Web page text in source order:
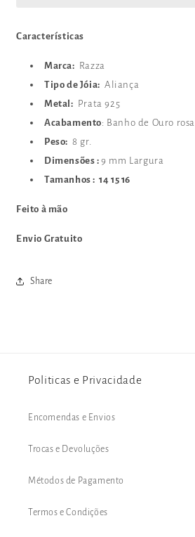
Características
Marca: Razza
Tipo de Jóia: Aliança
Metal: Prata 925
Acabamento: Banho de Ouro rosa
Peso: 8 gr.
Dimensões :9 mm Largura
Tamanhos : 14 15 16
Feito à mão
Envio Gratuito
Share
Politicas e Privacidade
Encomendas e Envios
Trocas e Devoluções
Métodos de Pagamento
Termos e Condições